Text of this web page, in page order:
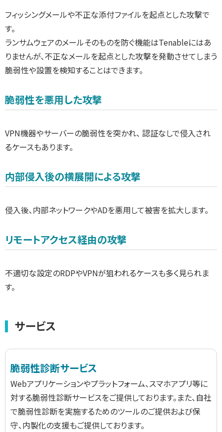
フィッシングメールや不正な添付ファイルを起点とした攻撃で
す。
ランサムウェアのメールそのものを防ぐ機能はTenableにはあ
りませんが、不正なメールを起点とした攻撃を発動させてしまう
脆弱性や設置を検知することはできます。
脆弱性を悪用した攻撃
VPN機器やサーバーの脆弱性を突かれ、 認証なしで侵入され
るケースもあります。
内部侵入後の横展開による攻撃
侵入後、内部ネットワークやADを悪用して被害を拡大します。
リモートアクセス経由の攻撃
不適切な設定のRDPやVPNが狙われるケースも多く見られま
す。
サービス
脆弱性診断サービス
Webアプリケーションやプラットフォーム、スマホアプリ等に
対する脆弱性診断サービスをご提供しております。また、自社
で脆弱性診断を実施するためのツールのご提供および保
守、内製化の支援もご提供しております。